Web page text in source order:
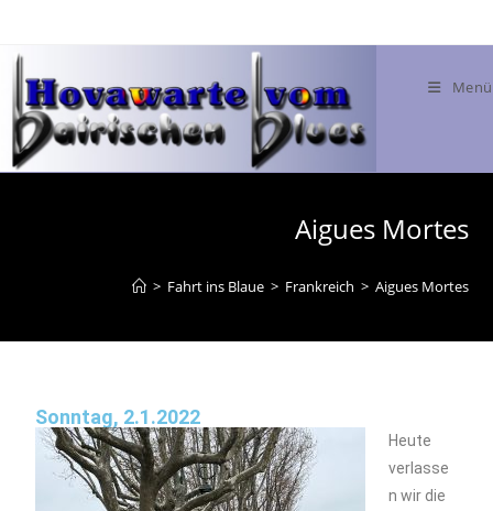
Menü
Aigues Mortes
> Fahrt ins Blaue > Frankreich > Aigues Mortes
Sonntag, 2.1.2022
Heute
verlasse
n wir die